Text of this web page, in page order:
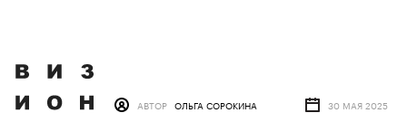
АВТОР ОЛЬГА СОРОКИНА 30 МАЯ 2025